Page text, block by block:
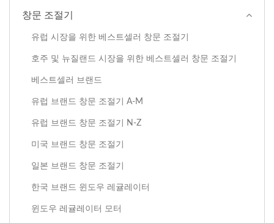
창문 조절기
유럽 시장을 위한 베스트셀러 창문 조절기
호주 및 뉴질랜드 시장을 위한 베스트셀러 창문 조절기
베스트셀러 브랜드
유럽 브랜드 창문 조절기 A-M
유럽 브랜드 창문 조절기 N-Z
미국 브랜드 창문 조절기
일본 브랜드 창문 조절기
한국 브랜드 윈도우 레귤레이터
윈도우 레귤레이터 모터